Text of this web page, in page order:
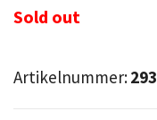
Sold out
Artikelnummer: